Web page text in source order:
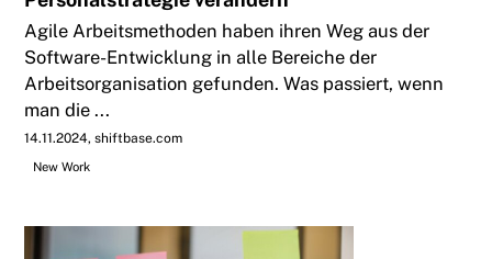
Agile Arbeitsmethoden haben ihren Weg aus der
Software-Entwicklung in alle Bereiche der
Arbeitsorganisation gefunden. Was passiert, wenn
man die ...
14.11.2024 shiftbase.com
New Work